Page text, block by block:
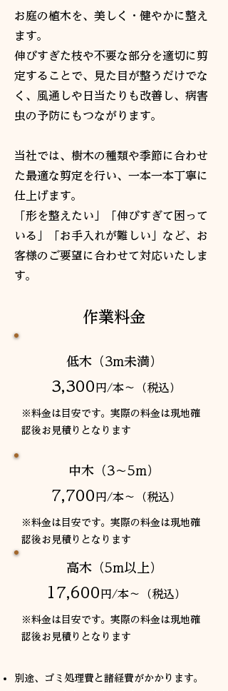
お庭の植木を、美しく・健やかに整え
ます。
伸びすぎた枝や不要な部分を適切に剪
定することで、見た目が整うだけでな
く、風通しや日当たりも改善し、病害
虫の予防にもつながります。
当社では、樹木の種類や季節に合わせ
た最適な剪定を行い、一本一本丁寧に
仕上げます。
「形を整えたい」「伸びすぎて困って
いる」「お手入れが難しい」など、お
客様のご要望に合わせて対応いたしま
す。
作業料金
低木（3m未満）
3,300 円/本〜（税込）
※料金は目安です。実際の料金は現地確
認後お見積りとなります
中木（3〜5m）
7,700 円/本〜（税込）
※料金は目安です。実際の料金は現地確
認後お見積りとなります
高木（5m以上）
17,600 円/本〜（税込）
※料金は目安です。実際の料金は現地確
認後お見積りとなります
別途、ゴミ処理費と諸経費がかかります。